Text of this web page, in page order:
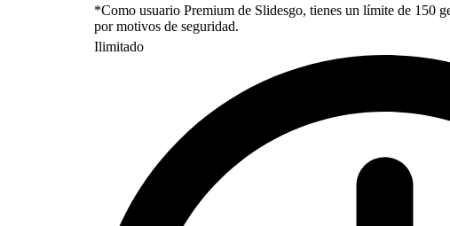
*Como usuario Premium de Slidesgo, tienes un límite de 150
por motivos de seguridad.
Ilimitado